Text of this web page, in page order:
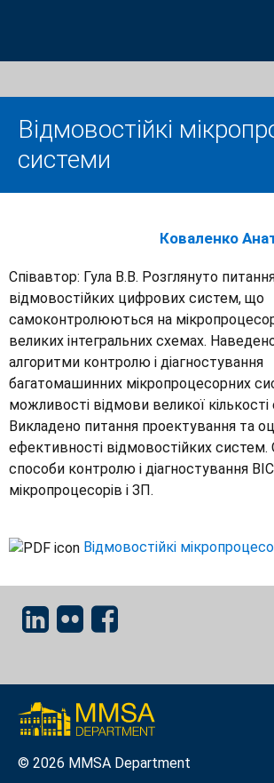
Відмовостійкі
системи
Коваленко
Співавтор: Гула В.В. Розглянуто
відмовостійких цифрових систем, що
самоконтролюються на
великих інтегральних схемах.
алгоритми контролю і діагностування
багатомашинних мікропроцесорних
можливості відмови великої кількості
Викладено питання проектування та
ефективності відмовостійких систем.
способи контролю і діагностування ВІС
мікропроцесорів і ЗП.
Відмовостійкі
© 2026 MMSA Department